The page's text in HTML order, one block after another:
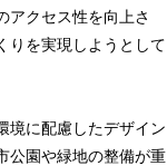
アクセス性を向上さ
りを実現しようとして
境に配慮したデザイン
公園や緑地の整備が重